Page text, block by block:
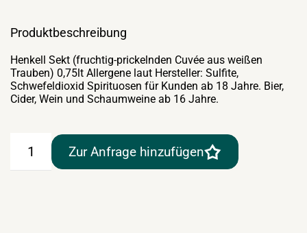
Produktbeschreibung
Henkell Sekt (fruchtig-prickelnden Cuvée aus weißen
Trauben) 0,75lt Allergene laut Hersteller: Sulfite,
Schwefeldioxid Spirituosen für Kunden ab 18 Jahre. Bier,
Cider, Wein und Schaumweine ab 16 Jahre.
Sekt
Zur Anfrage hinzufügen